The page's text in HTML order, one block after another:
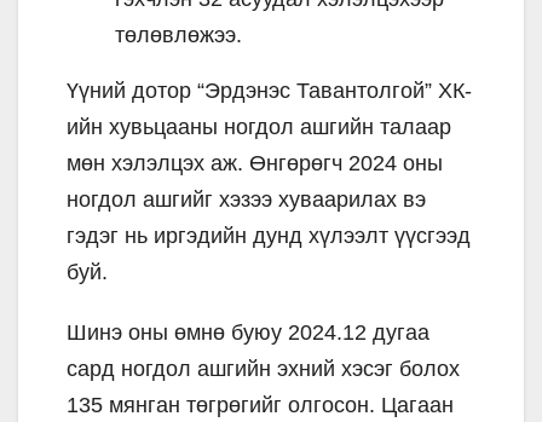
төлөвлөжээ.
Үүний дотор “Эрдэнэс Тавантолгой” ХК-
ийн хувьцааны ногдол ашгийн талаар
мөн хэлэлцэх аж. Өнгөрөгч 2024 оны
ногдол ашгийг хэзээ хуваарилах вэ
гэдэг нь иргэдийн дунд хүлээлт үүсгээд
буй.
Шинэ оны өмнө буюу 2024.12 дугаа
сард ногдол ашгийн эхний хэсэг болох
135 мянган төгрөгийг олгосон. Цагаан